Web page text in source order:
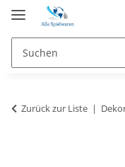
Zurück zur Liste